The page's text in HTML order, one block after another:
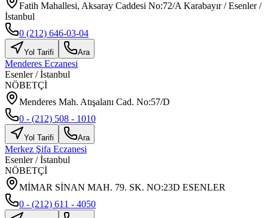
Fatih Mahallesi, Aksaray Caddesi No:72/A Karabayır / Esenler /
İstanbul
0 (212) 646-03-04
Yol Tarifi Ara
Menderes Eczanesi
Esenler/İstanbul
NÖBETÇİ
Menderes Mah. Atışalanı Cad. No:57/D
0 - (212) 508 - 1010
Yol Tarifi Ara
Merkez Şifa Eczanesi
Esenler/İstanbul
NÖBETÇİ
MİMAR SİNAN MAH. 79. SK. NO:23D ESENLER
0 - (212) 611 - 4050